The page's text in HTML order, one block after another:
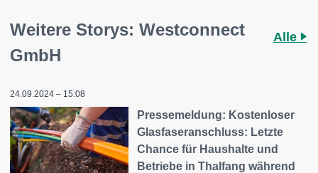
Weitere Storys: Westconnect
GmbH
Alle
24.09.2024 – 15:08
Pressemeldung: Kostenloser
Glasfaseranschluss: Letzte
Chance für Haushalte und
Betriebe in Thalfang während